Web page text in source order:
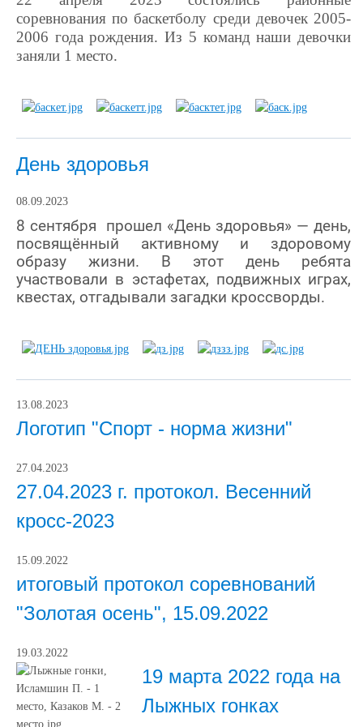
соревнования по баскетболу среди девочек 2005-
2006 года рождения. Из 5 команд наши девочки
заняли 1 место.
День здоровья
08.09.2023
8 сентября прошел «День здоровья» — день,
посвящённый активному и здоровому
образу жизни. В этот день ребята
участвовали в эстафетах, подвижных играх,
квестах, отгадывали загадки кроссворды.
13.08.2023
Логотип "Спорт - норма жизни"
27.04.2023
27.04.2023 г. протокол. Весенний
кросс-2023
15.09.2022
итоговый протокол соревнований
"Золотая осень", 15.09.2022
19.03.2022
19 марта 2022 года на
Лыжных гонках